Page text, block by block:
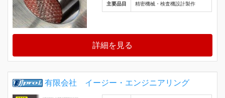
主要品目 精密機械・検査機設計製作
詳細を見る
有限会社 イージー・エンジニアリング